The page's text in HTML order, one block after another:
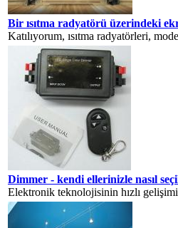
Bir ısıtma radyatörü üzerindeki
Katılıyorum, ısıtma radyatörleri,
Dimmer - kendi ellerinizle nasıl
Elektronik teknolojisinin hızlı